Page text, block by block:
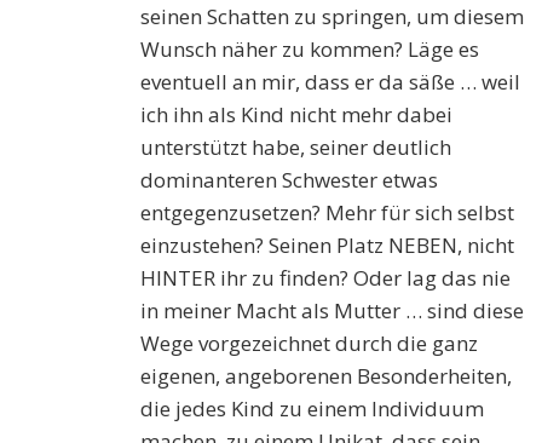
seinen Schatten zu springen, um diesem
Wunsch näher zu kommen? Läge es
eventuell an mir, dass er da säße … weil
ich ihn als Kind nicht mehr dabei
unterstützt habe, seiner deutlich
dominanteren Schwester etwas
entgegenzusetzen? Mehr für sich selbst
einzustehen? Seinen Platz NEBEN, nicht
HINTER ihr zu finden? Oder lag das nie
in meiner Macht als Mutter … sind diese
Wege vorgezeichnet durch die ganz
eigenen, angeborenen Besonderheiten,
die jedes Kind zu einem Individuum